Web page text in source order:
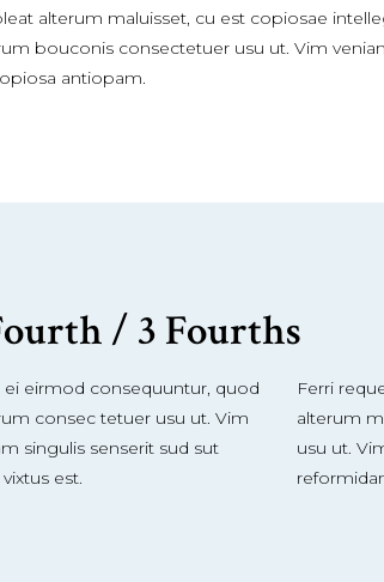
alterum maluisset, cu est copiosae
bouconis consectetuer usu ut. Vim
antiopam.
/ 3 Fourths
ei eirmod consequuntur, quod
consec tetuer usu ut. Vim
singulis senserit sud sut
est.
Ferri
alterum
usu ut.